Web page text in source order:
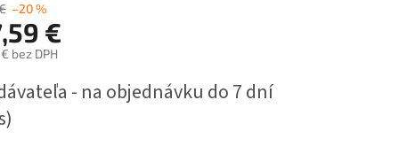
–20 %
€
bez DPH
- na objednávku do 7 dní